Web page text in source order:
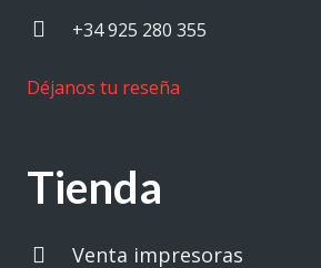
+34 925 280 355
Déjanos tu reseña
Tienda
Venta impresoras